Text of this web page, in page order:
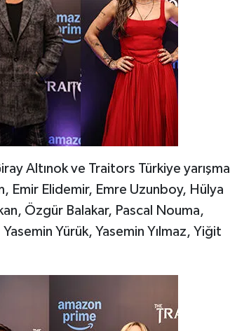
Altınok ve Traitors Türkiye yarışma
Emir Elidemir, Emre Uzunboy, Hülya
Özgür Balakar, Pascal Nouma,
Yürük, Yasemin Yılmaz, Yiğit